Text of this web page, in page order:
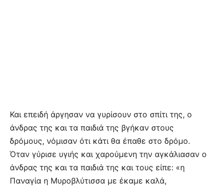
Και επειδή άργησαν να γυρίσουν στο σπίτι της, ο
άνδρας της και τα παιδιά της βγήκαν στους
δρόμους, νόμισαν ότι κάτι θα έπαθε στο δρόμο.
Όταν γύρισε υγιής και χαρούμενη την αγκάλιασαν ο
άνδρας της και τα παιδιά της και τους είπε: «η
Παναγία η Μυροβλύτισσα με έκαμε καλά,